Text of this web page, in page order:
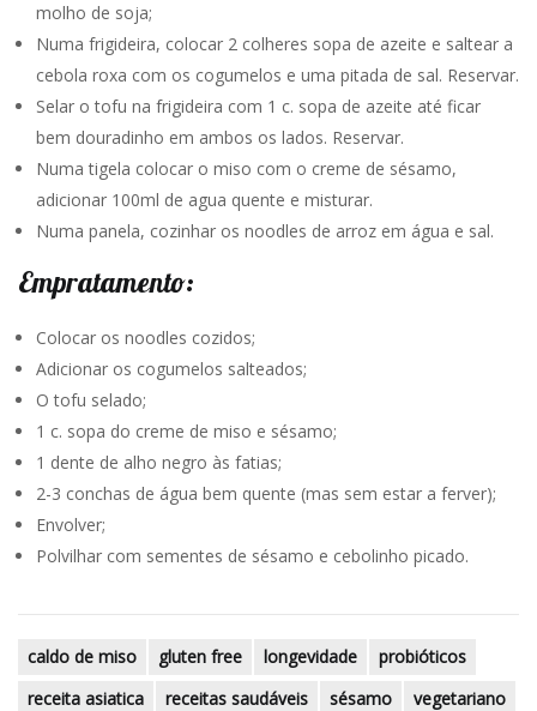
molho de soja;
Numa frigideira, colocar 2 colheres sopa de azeite e saltear a
cebola roxa com os cogumelos e uma pitada de sal. Reservar.
Selar o tofu na frigideira com 1 c. sopa de azeite até ficar
bem douradinho em ambos os lados. Reservar.
Numa tigela colocar o miso com o creme de sésamo,
adicionar 100ml de agua quente e misturar.
Numa panela, cozinhar os noodles de arroz em água e sal.
Empratamento:
Colocar os noodles cozidos;
Adicionar os cogumelos salteados;
O tofu selado;
1 c. sopa do creme de miso e sésamo;
1 dente de alho negro às fatias;
2-3 conchas de água bem quente (mas sem estar a ferver);
Envolver;
Polvilhar com sementes de sésamo e cebolinho picado.
caldo de miso gluten free longevidade
probióticos
receita asiatica
receitas saudáveis sésamo vegetariano